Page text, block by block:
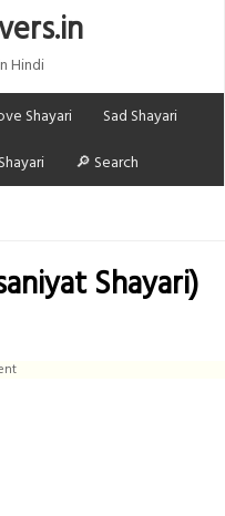
Hindi
Shayari
Sad Shayari
🔎 Search
Shayari)